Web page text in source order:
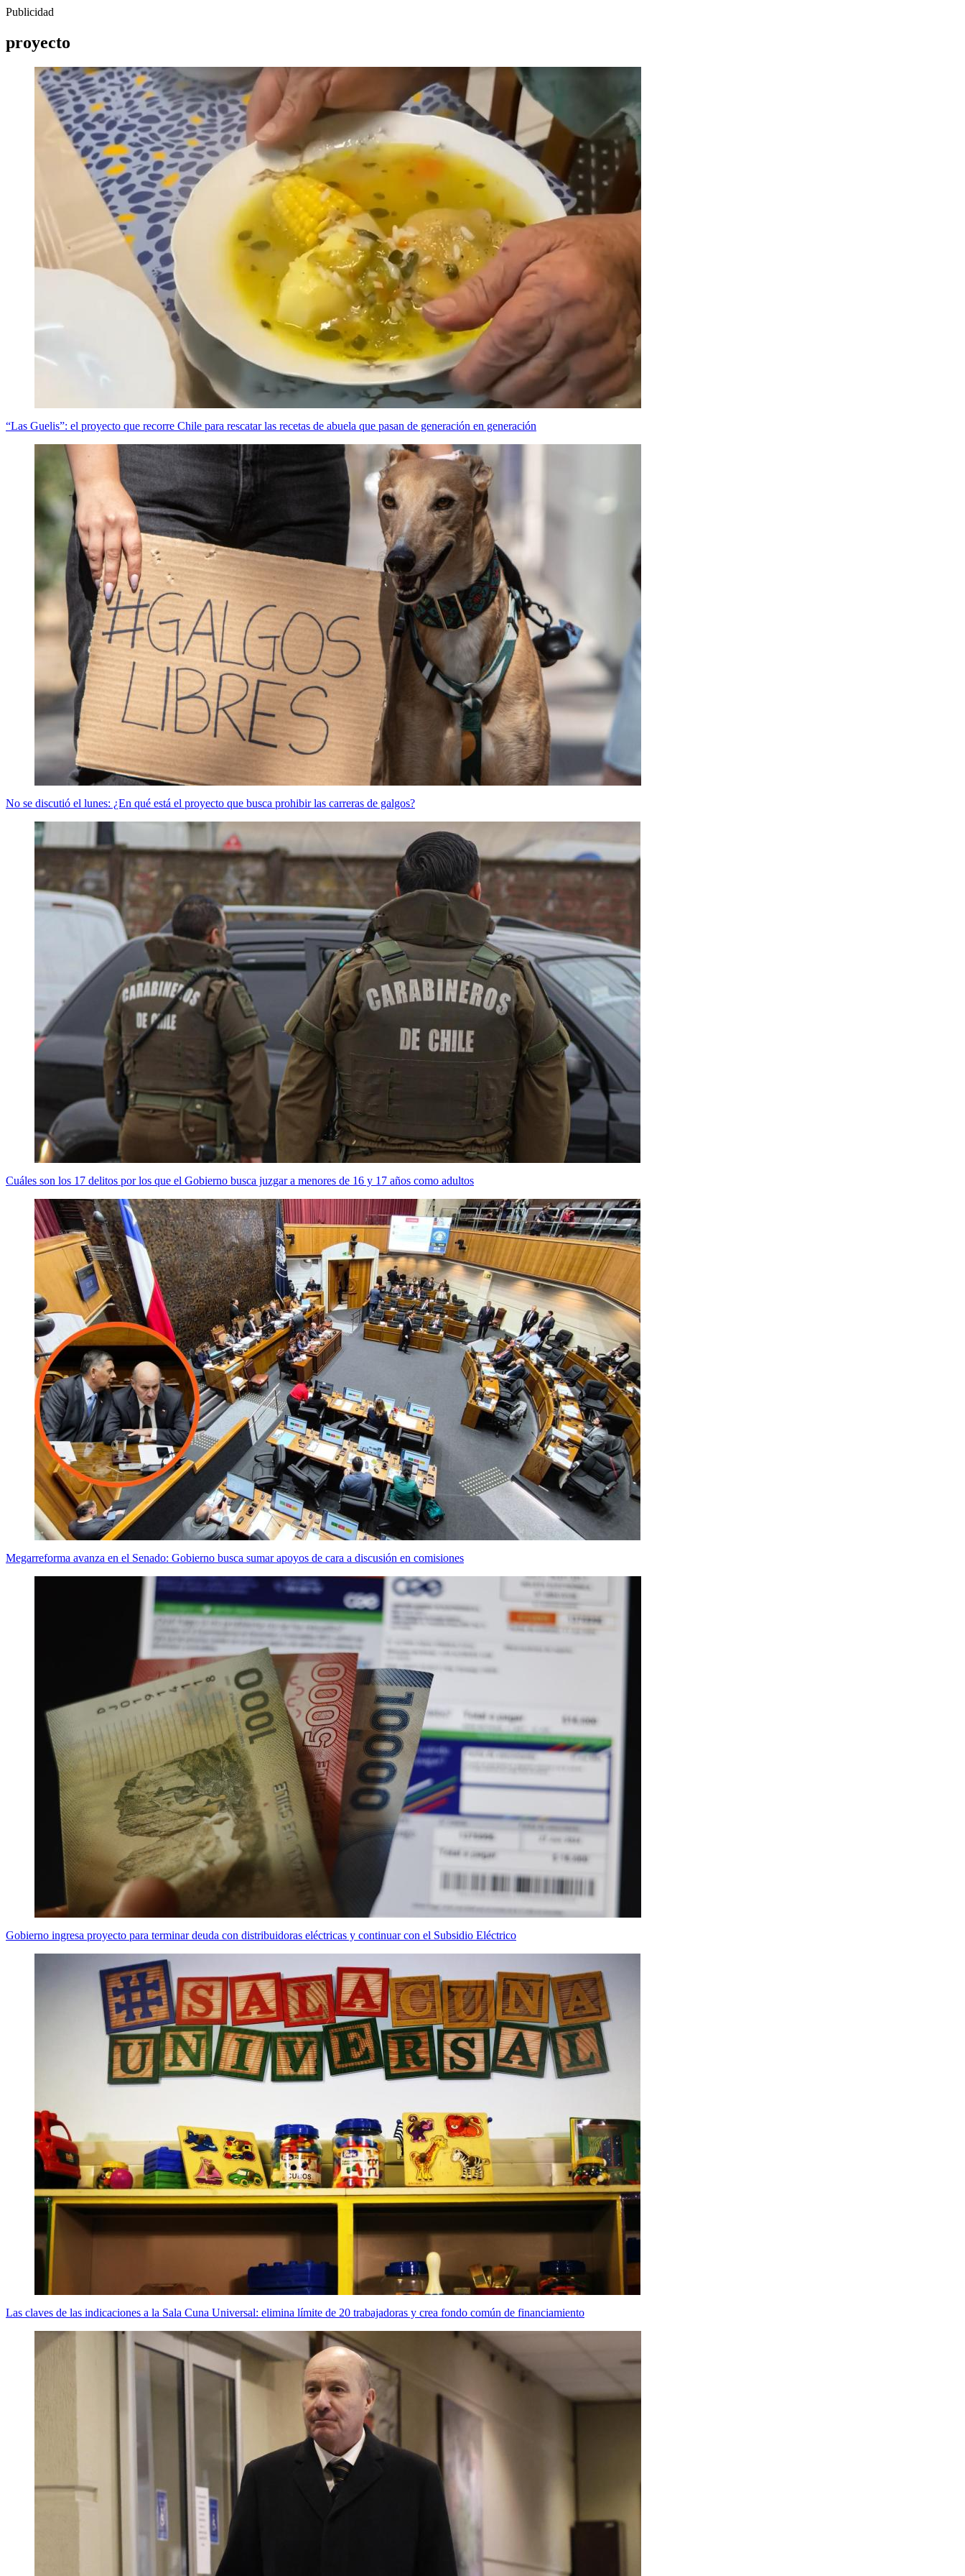
Publicidad
proyecto
“Las Guelis”: el proyecto que recorre Chile para rescatar las recetas de abuela que pasan de generación en generación
No se discutió el lunes: ¿En qué está el proyecto que busca prohibir las carreras de galgos?
Cuáles son los 17 delitos por los que el Gobierno busca juzgar a menores de 16 y 17 años como adultos
Megarreforma avanza en el Senado: Gobierno busca sumar apoyos de cara a discusión en comisiones
Gobierno ingresa proyecto para terminar deuda con distribuidoras eléctricas y continuar con el Subsidio Eléctrico
Las claves de las indicaciones a la Sala Cuna Universal: elimina límite de 20 trabajadoras y crea fondo común de financiamiento